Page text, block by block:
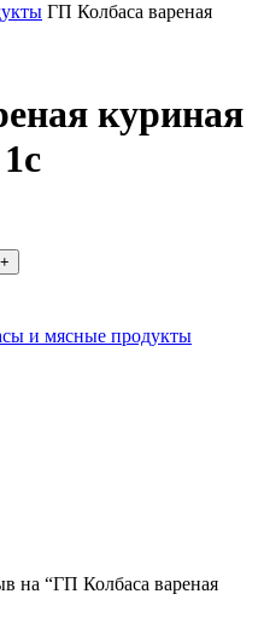
ГП Колбаса вареная
куриная
и мясные продукты
на “ГП Колбаса вареная